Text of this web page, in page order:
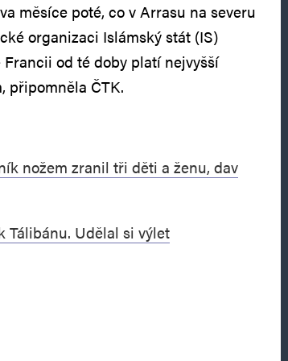
měsíce poté, co v Arrasu na severu
organizaci Islámský stát (IS)
od té doby platí nejvyšší
připomněla ČTK.
nožem zranil tři děti a ženu, dav
Tálibánu. Udělal si výlet